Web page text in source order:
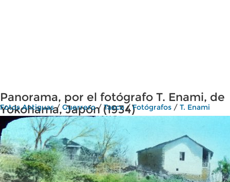
Panorama, por el fotógrafo T. Enami, de
Yokohama, Japón (1934)
Fotos Antiguas/ Guerrero/ Taxco/Fotógrafos / T. Enami